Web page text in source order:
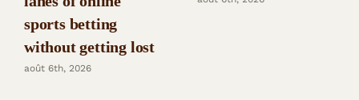
sports betting
without getting lost
août 6th, 2026